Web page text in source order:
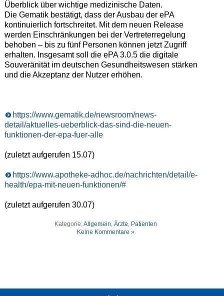
Überblick über wichtige medizinische Daten.
Die Gematik bestätigt, dass der Ausbau der ePA
kontinuierlich fortschreitet. Mit dem neuen Release
werden Einschränkungen bei der Vertreterregelung
behoben – bis zu fünf Personen können jetzt Zugriff
erhalten. Insgesamt soll die ePA 3.0.5 die digitale
Souveränität im deutschen Gesundheitswesen stärken
und die Akzeptanz der Nutzer erhöhen.
https://www.gematik.de/newsroom/news-
detail/aktuelles-ueberblick-das-sind-die-neuen-
funktionen-der-epa-fuer-alle
(zuletzt aufgerufen 15.07)
https://www.apotheke-adhoc.de/nachrichten/detail/e-
health/epa-mit-neuen-funktionen/#
(zuletzt aufgerufen 30.07)
Kategorie:Allgemein,Ärzte, Patienten
Keine Kommentare »